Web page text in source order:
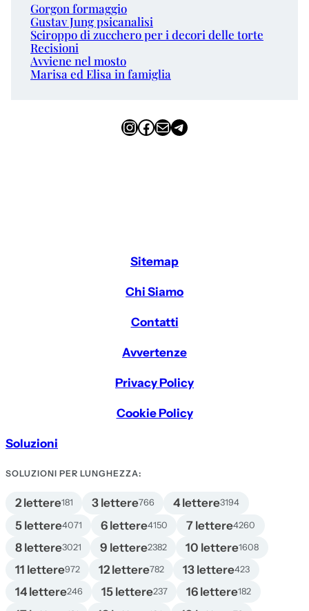
Gorgon formaggio
Gustav Jung psicanalisi
Sciroppo di zucchero per i decori delle torte
Recisioni
Avviene nel mosto
Marisa ed Elisa in famiglia
InstagramFacebook Email Telegram
Sitemap
Chi Siamo
Contatti
Avvertenze
Privacy Policy
Cookie Policy
Soluzioni
SOLUZIONI PER LUNGHEZZA:
2 lettere181 3 lettere766 4 lettere3194
5 lettere4071 6 lettere4150 7 lettere4260
8 lettere3021 9 lettere2382 10 lettere1608
11 lettere972 12 lettere782 13 lettere423
14 lettere246 15 lettere237 16 lettere182